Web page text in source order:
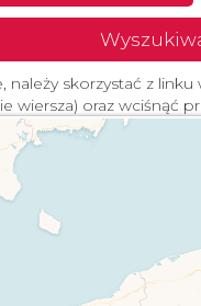
należy skorzystać z
wiersza) oraz wciśnąć